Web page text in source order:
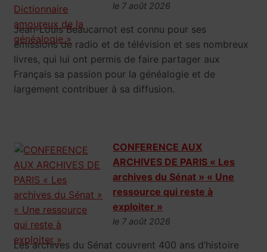
le 7 août 2026
Jean-Louis Beaucarnot est connu pour ses
émissions de radio et de télévision et ses nombreux
livres, qui lui ont permis de faire partager aux
Français sa passion pour la généalogie et de
largement contribuer à sa diffusion.
CONFERENCE AUX
ARCHIVES DE PARIS « Les
archives du Sénat » « Une
ressource qui reste à
exploiter »
le 7 août 2026
Les archives du Sénat couvrent 400 ans d’histoire